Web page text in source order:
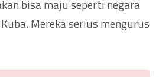
bisa maju seperti negara
Mereka serius mengurus